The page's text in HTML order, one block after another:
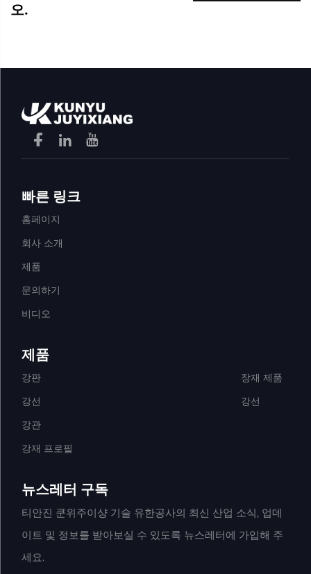
오.
빠른 링크
홈페이지
회사 소개
제품
문의하기
비디오
제품
강판
강선
강관
강재 프로필
장재 제품
강선
뉴스레터 구독
티안진 쿤위주이샹 기술 유한공사의 최신 산업 소식, 업데
이트 및 정보를 받아보실 수 있도록 뉴스레터에 가입해 주
세요.